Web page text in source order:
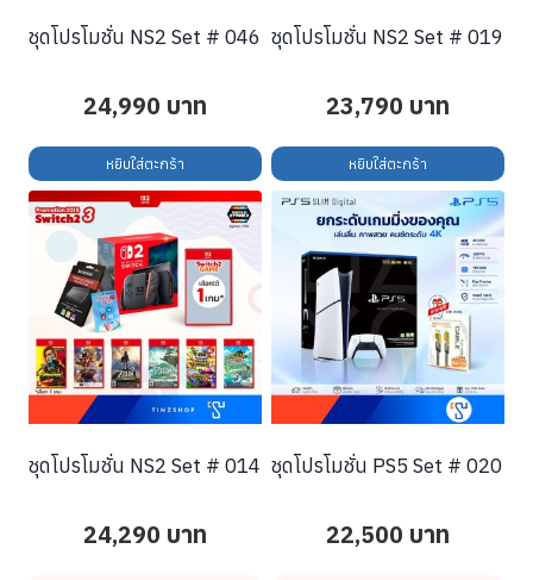
ชุดโปรโมชั่น NS2 Set # 046
24,990 บาท
หยิบใส่ตะกร้า
ชุดโปรโมชั่น NS2 Set # 019
23,790 บาท
หยิบใส่ตะกร้า
ชุดโปรโมชั่น NS2 Set # 014
24,290 บาท
ชุดโปรโมชั่น PS5 Set # 020
22,500 บาท